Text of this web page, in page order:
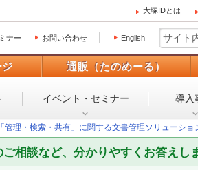
大塚IDとは
ナー お問い合わせ English
通販（たのめーる）
イベント・ セミナー 導入
管理・検索・共有」に関する文書管理ソリューショ
相談など、分かりやすくお答えし